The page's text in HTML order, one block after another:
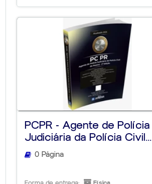
PCPR - Agente de Polícia
Judiciária da Polícia Civil...
0 Página